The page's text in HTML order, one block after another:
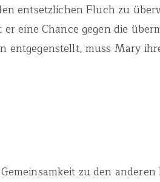
entsetzlichen Fluch zu
eine Chance gegen die
entgegenstellt, muss Mary
zu den